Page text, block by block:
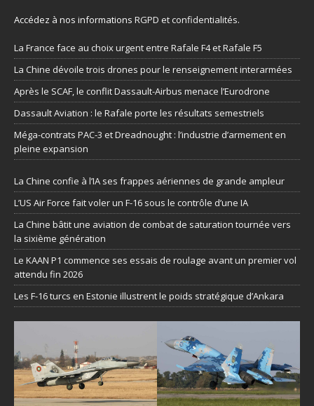
Accédez à nos informations RGPD et confidentialités.
La France face au choix urgent entre Rafale F4 et Rafale F5
La Chine dévoile trois drones pour le renseignement interarmées
Après le SCAF, le conflit Dassault-Airbus menace l’Eurodrone
Dassault Aviation : le Rafale porte les résultats semestriels
Méga-contrats PAC-3 et Dreadnought : l’industrie d’armement en
pleine expansion
La Chine confie à l’IA ses frappes aériennes de grande ampleur
L’US Air Force fait voler un F-16 sous le contrôle d’une IA
La Chine bâtit une aviation de combat de saturation tournée vers
la sixième génération
Le KAAN P1 commence ses essais de roulage avant un premier vol
attendu fin 2026
Les F-16 turcs en Estonie illustrent le poids stratégique d’Ankara